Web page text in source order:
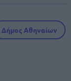
Δήμος Αθηναίων